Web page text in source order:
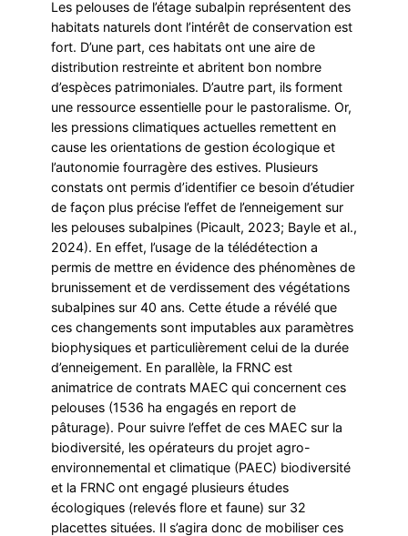
Les pelouses de l’étage subalpin représentent des
habitats naturels dont l’intérêt de conservation est
fort. D’une part, ces habitats ont une aire de
distribution restreinte et abritent bon nombre
d’espèces patrimoniales. D’autre part, ils forment
une ressource essentielle pour le pastoralisme. Or,
les pressions climatiques actuelles remettent en
cause les orientations de gestion écologique et
l’autonomie fourragère des estives. Plusieurs
constats ont permis d’identifier ce besoin d’étudier
de façon plus précise l’effet de l’enneigement sur
les pelouses subalpines (Picault, 2023; Bayle et al.,
2024). En effet, l’usage de la télédétection a
permis de mettre en évidence des phénomènes de
brunissement et de verdissement des végétations
subalpines sur 40 ans. Cette étude a révélé que
ces changements sont imputables aux paramètres
biophysiques et particulièrement celui de la durée
d’enneigement. En parallèle, la FRNC est
animatrice de contrats MAEC qui concernent ces
pelouses (1536 ha engagés en report de
pâturage). Pour suivre l’effet de ces MAEC sur la
biodiversité, les opérateurs du projet agro-
environnemental et climatique (PAEC) biodiversité
et la FRNC ont engagé plusieurs études
écologiques (relevés flore et faune) sur 32
placettes situées. Il s’agira donc de mobiliser ces